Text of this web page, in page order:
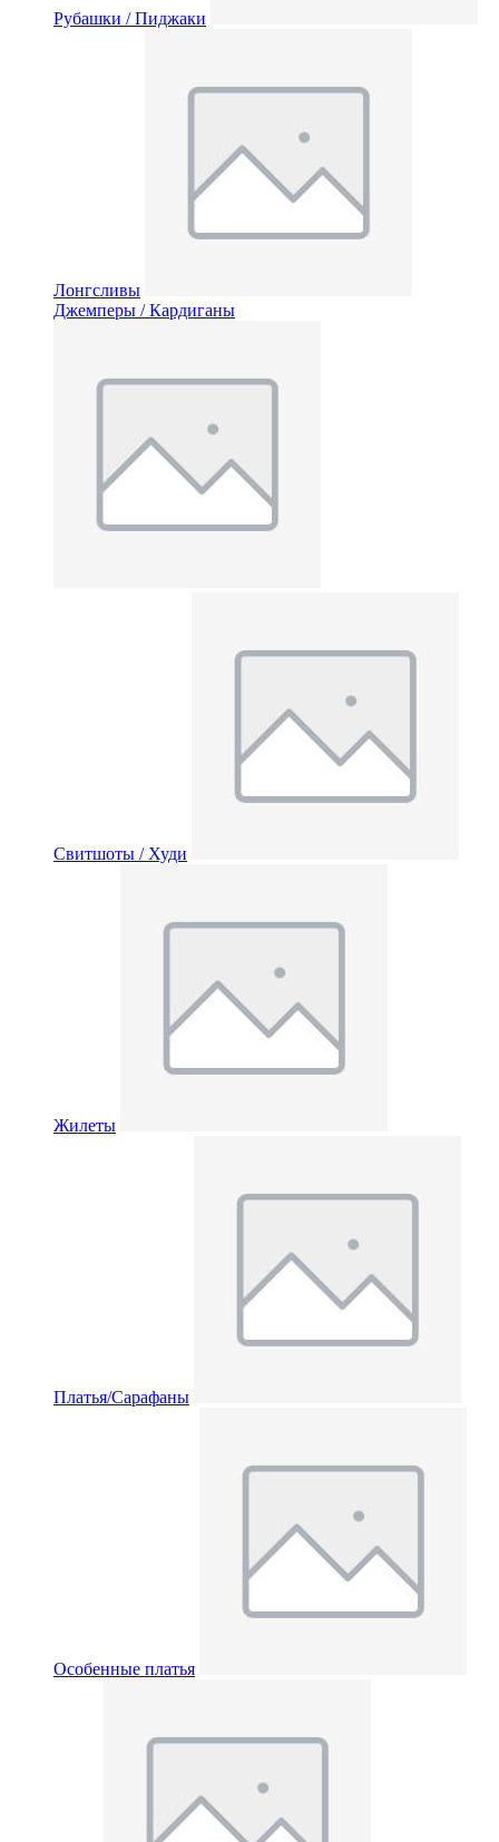
Рубашки / Пиджаки
Лонгсливы
Джемперы / Кардиганы
Свитшоты / Худи
Жилеты
Платья/Сарафаны
Особенные платья